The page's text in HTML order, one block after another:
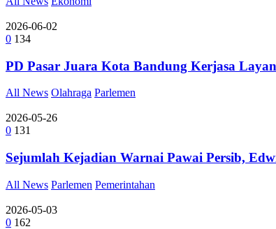
2026-06-02
0 134
PD Pasar Juara Kota Bandung Kerjasa
All News Olahraga Parlemen
2026-05-26
0 131
Sejumlah Kejadian Warnai Pawai Persib,
All News Parlemen Pemerintahan
2026-05-03
0 162